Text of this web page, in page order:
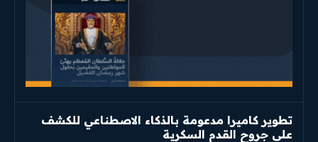
تطوير كاميرا مدعومة بالذكاء الاصطناعي للكشف
على جروح القدم السكرية